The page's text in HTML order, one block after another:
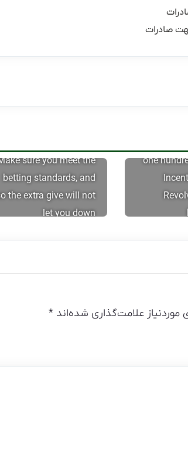
صادرات
$one
sure you meet the
betting standards, and
the extra give will not
let you down
علامت‌گذاری شده‌اند *